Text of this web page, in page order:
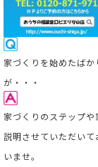
家づくりを始めたば
が・・・
家づくりのステップ
説明させていただい
いませ。